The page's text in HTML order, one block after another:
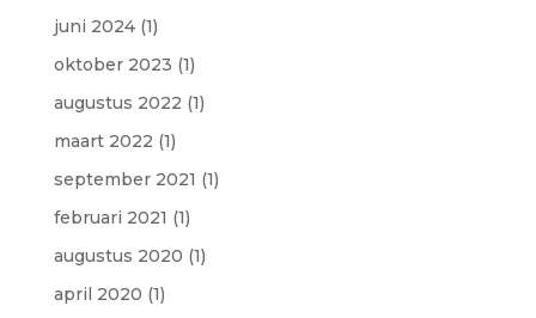
juni 2024(1)
oktober 2023 (1)
augustus 2022 (1)
maart 2022 (1)
september 2021 (1)
februari 2021 (1)
augustus 2020 (1)
april 2020 (1)